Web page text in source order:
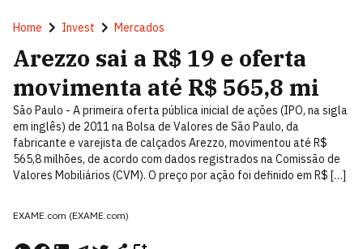
Home Invest Mercados
Arezzo sai a R$ 19 e oferta
movimenta até R$ 565,8 mi
São Paulo - A primeira oferta pública inicial de ações (IPO, na sigla
em inglês) de 2011 na Bolsa de Valores de São Paulo, da
fabricante e varejista de calçados Arezzo, movimentou até R$
565,8 milhões, de acordo com dados registrados na Comissão de
Valores Mobiliários (CVM). O preço por ação foi definido em R$ […]
EXAME.com (EXAME.com)